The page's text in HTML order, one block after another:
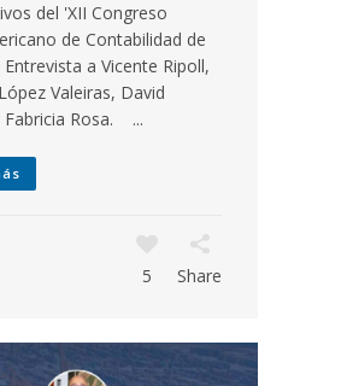
del 'XII Congreso
de Contabilidad de
a Vicente Ripoll,
Valeiras, David
Fabricia Rosa. ...
5 Share